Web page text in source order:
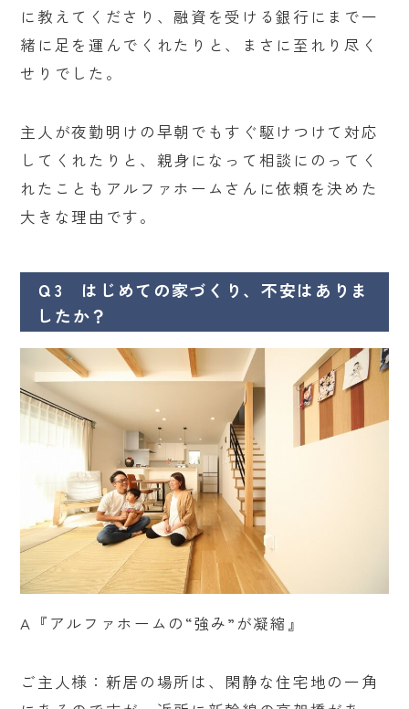
に教えてくださり、融資を受ける銀行にまで一
緒に足を運んでくれたりと、まさに至れり尽く
せりでした。
主人が夜勤明けの早朝でもすぐ駆けつけて対応
してくれたりと、親身になって相談にのってく
れたこともアルファホームさんに依頼を決めた
大きな理由です。
Ｑ3 はじめての家づくり、不安はありま
したか？
A『アルファホームの“強み”が凝縮』
ご主人様：新居の場所は、閑静な住宅地の一角